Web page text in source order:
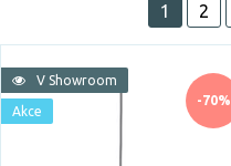
Skladem
Vystaveno na showroomu
1 2
-70%
V Showroom
Akce